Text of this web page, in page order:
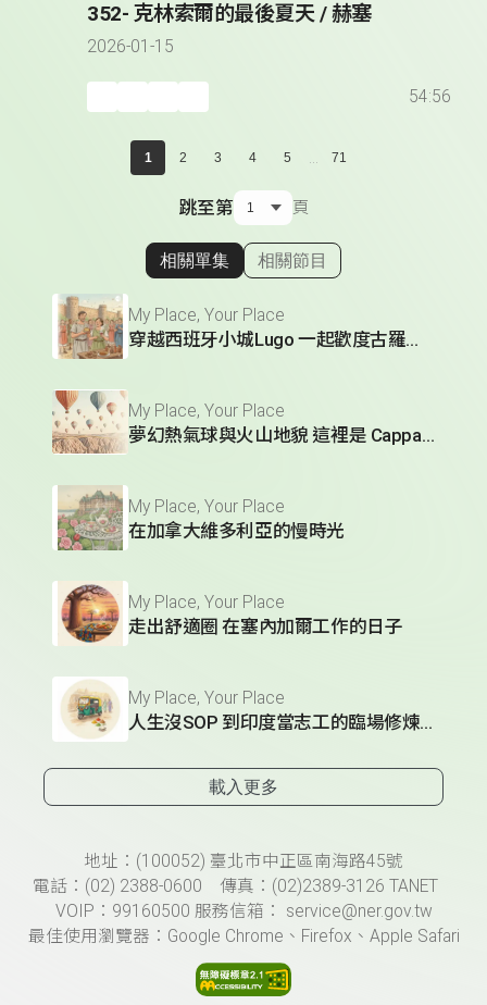
352- 克林索爾的最後夏天 / 赫塞
2026-01-15
54:56
1 2 3 4 5 71
跳至第 頁
顯示相關單集
相關單集 相關節目
My Place, Your Place
穿越西班牙小城Lugo 一起歡度古羅馬節慶
My Place, Your Place
夢幻熱氣球與火山地貌 這裡是 Cappadocia
My Place, Your Place
在加拿大維多利亞的慢時光
My Place, Your Place
走出舒適圈 在塞內加爾工作的日子
My Place, Your Place
人生沒SOP 到印度當志工的臨場修煉術
載入更多
頁尾資訊地址：(100052) 臺北市中正區南海路45號
電話：(02) 2388-0600 傳真：(02)2389-3126 TANET
VOIP：99160500 服務信箱： service@ner.gov.tw
最佳使用瀏覽器：Google Chrome、Firefox、Apple Safari